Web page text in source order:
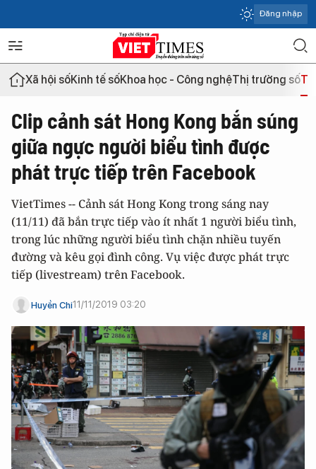
Đăng nhập
Xã hội sốKinh tế sốKhoa học - Công nghệThị trường số
Clip cảnh sát Hong Kong bắn súng
giữa ngực người biểu tình được
phát trực tiếp trên Facebook
VietTimes -- Cảnh sát Hong Kong trong sáng nay
(11/11) đã bắn trực tiếp vào ít nhất 1 người biểu tình,
trong lúc những người biểu tình chặn nhiều tuyến
đường và kêu gọi đình công. Vụ việc được phát trực
tiếp (livestream) trên Facebook.
Huyền Chi11/11/2019 03:20